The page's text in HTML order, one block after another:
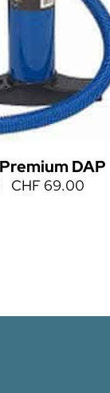
DAP
CHF69.00